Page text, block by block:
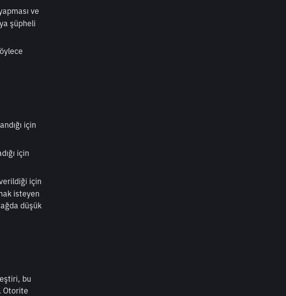
ve
şüpheli
için
için
için
isteyen
düşük
bu
Otorite